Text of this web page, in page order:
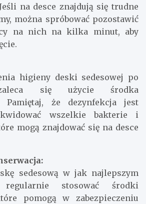
na desce znajdują się trudne
można spróbować pozostawić
na nich na kilka minut, aby
higieny deski sedesowej po
zaleca się użycie środka
Pamiętaj, że dezynfekcja jest
wszelkie bakterie i
mogą znajdować się na desce
sedesową w jak najlepszym
stosować środki
pomogą w zabezpieczeniu